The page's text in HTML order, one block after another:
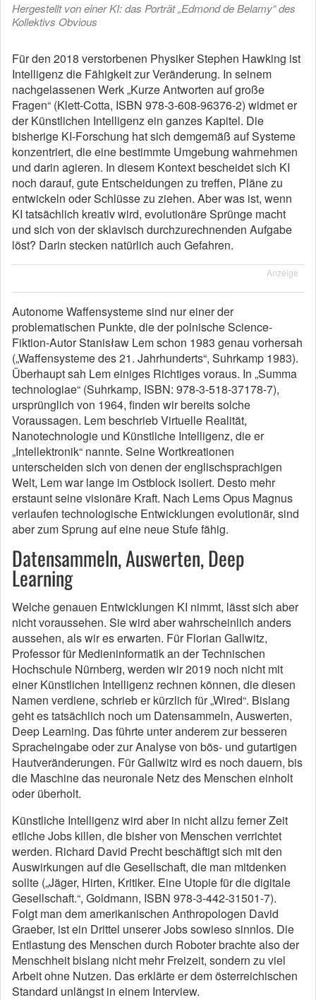
Hergestellt von einer KI: das Porträt „Edmond de Belamy“ des
Kollektivs Obvious
Für den 2018 verstorbenen Physiker Stephen Hawking ist
Intelligenz die Fähigkeit zur Veränderung. In seinem
nachgelassenen Werk „Kurze Antworten auf große
Fragen“ (Klett-Cotta, ISBN 978-3-608-96376-2) widmet er
der Künstlichen Intelligenz ein ganzes Kapitel. Die
bisherige KI-Forschung hat sich demgemäß auf Systeme
konzentriert, die eine bestimmte Umgebung wahrnehmen
und darin agieren. In diesem Kontext bescheidet sich KI
noch darauf, gute Entscheidungen zu treffen, Pläne zu
entwickeln oder Schlüsse zu ziehen. Aber was ist, wenn
KI tatsächlich kreativ wird, evolutionäre Sprünge macht
und sich von der sklavisch durchzurechnenden Aufgabe
löst? Darin stecken natürlich auch Gefahren.
Anzeige
Autonome Waffensysteme sind nur einer der
problematischen Punkte, die der polnische Science-
Fiktion-Autor Stanisław Lem schon 1983 genau vorhersah
(„Waffensysteme des 21. Jahrhunderts“, Suhrkamp 1983).
Überhaupt sah Lem einiges Richtiges voraus. In „Summa
technologiae“ (Suhrkamp, ISBN: 978-3-518-37178-7),
ursprünglich von 1964, finden wir bereits solche
Voraussagen. Lem beschrieb Virtuelle Realität,
Nanotechnologie und Künstliche Intelligenz, die er
„Intellektronik“ nannte. Seine Wortkreationen
unterscheiden sich von denen der englischsprachigen
Welt, Lem war lange im Ostblock isoliert. Desto mehr
erstaunt seine visionäre Kraft. Nach Lems Opus Magnus
verlaufen technologische Entwicklungen evolutionär, sind
aber zum Sprung auf eine neue Stufe fähig.
Datensammeln, Auswerten, Deep
Learning
Welche genauen Entwicklungen KI nimmt, lässt sich aber
nicht voraussehen. Sie wird aber wahrscheinlich anders
aussehen, als wir es erwarten. Für Florian Gallwitz,
Professor für Medieninformatik an der Technischen
Hochschule Nürnberg, werden wir 2019 noch nicht mit
einer Künstlichen Intelligenz rechnen können, die diesen
Namen verdiene, schrieb er kürzlich für „Wired“. Bislang
geht es tatsächlich noch um Datensammeln, Auswerten,
Deep Learning. Das führte unter anderem zur besseren
Spracheingabe oder zur Analyse von bös- und gutartigen
Hautveränderungen. Für Gallwitz wird es noch dauern, bis
die Maschine das neuronale Netz des Menschen einholt
oder überholt.
Künstliche Intelligenz wird aber in nicht allzu ferner Zeit
etliche Jobs killen, die bisher von Menschen verrichtet
werden. Richard David Precht beschäftigt sich mit den
Auswirkungen auf die Gesellschaft, die man mitdenken
sollte („Jäger, Hirten, Kritiker. Eine Utopie für die digitale
Gesellschaft.“, Goldmann, ISBN 978-3-442-31501-7).
Folgt man dem amerikanischen Anthropologen David
Graeber, ist ein Drittel unserer Jobs sowieso sinnlos. Die
Entlastung des Menschen durch Roboter brachte also der
Menschheit bislang nicht mehr Freizeit, sondern zu viel
Arbeit ohne Nutzen. Das erklärte er dem österreichischen
Standard unlängst in einem Interview.